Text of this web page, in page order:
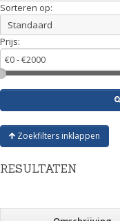
Sorteren op:
Prijs:
Zoekfilters inklappen
RESULTATEN